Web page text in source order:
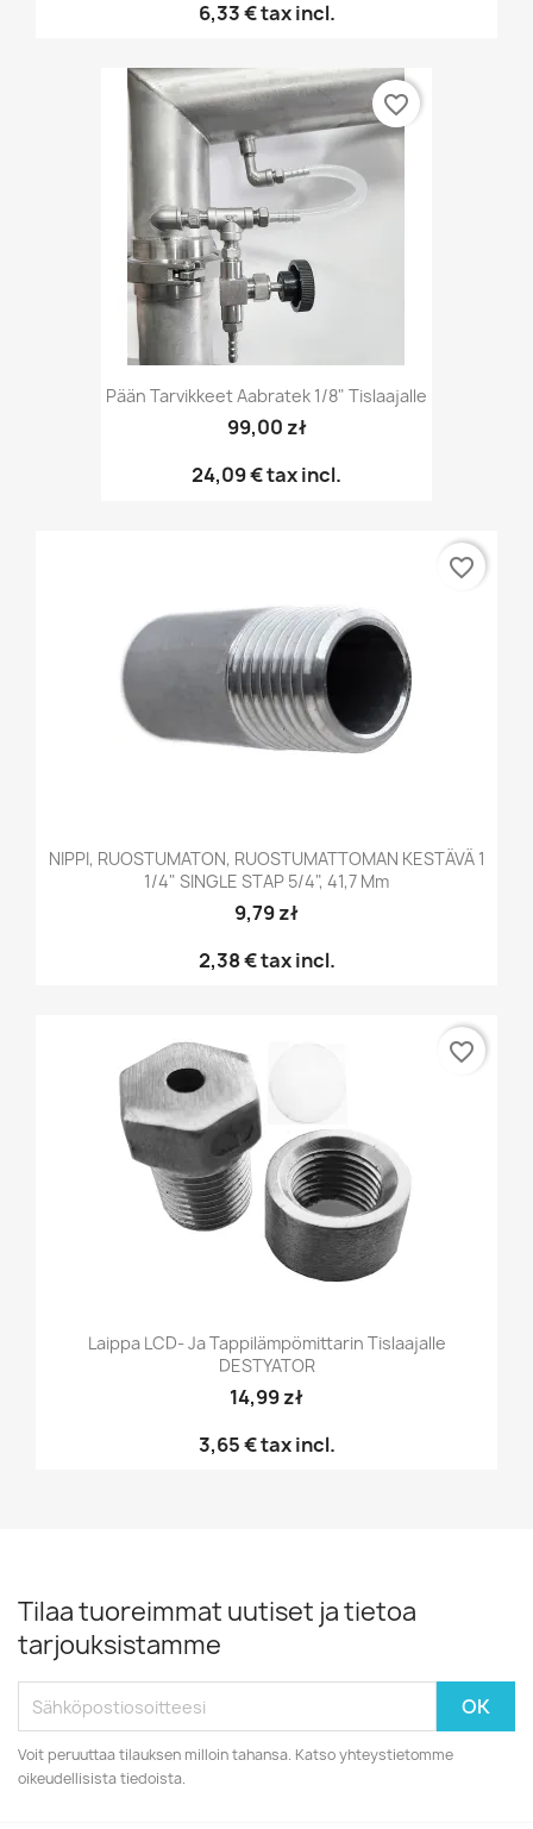
6,33 €tax incl.
Pään Tarvikkeet Aabratek 1/8" Tislaajalle
99,00 zł
24,09 €tax incl.
favorite_border
NIPPI, RUOSTUMATON, RUOSTUMATTOMAN KESTÄVÄ 1
1/4" SINGLE STAP 5/4", 41,7 Mm
9,79 zł
2,38 €tax incl.
favorite_border
Laippa LCD- Ja Tappilämpömittarin Tislaajalle
DESTYATOR
14,99 zł
3,65 €tax incl.
favorite_border
Tilaa tuoreimmat uutiset ja tietoa
tarjouksistamme
Voit peruuttaa tilauksen milloin tahansa. Katso yhteystietomme
oikeudellisista tiedoista.